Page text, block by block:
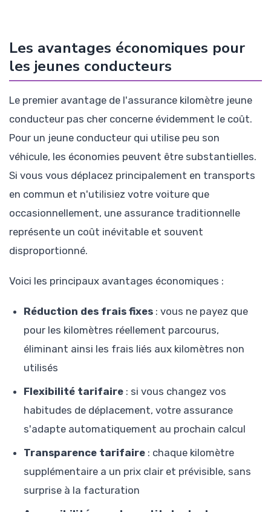
Les avantages économiques pour
les jeunes conducteurs
Le premier avantage de l'assurance kilomètre jeune
conducteur pas cher concerne évidemment le coût.
Pour un jeune conducteur qui utilise peu son
véhicule, les économies peuvent être substantielles.
Si vous vous déplacez principalement en transports
en commun et n'utilisiez votre voiture que
occasionnellement, une assurance traditionnelle
représente un coût inévitable et souvent
disproportionné.
Voici les principaux avantages économiques :
Réduction des frais fixes : vous ne payez que
pour les kilomètres réellement parcourus,
éliminant ainsi les frais liés aux kilomètres non
utilisés
Flexibilité tarifaire : si vous changez vos
habitudes de déplacement, votre assurance
s'adapte automatiquement au prochain calcul
Transparence tarifaire : chaque kilomètre
supplémentaire a un prix clair et prévisible, sans
surprise à la facturation